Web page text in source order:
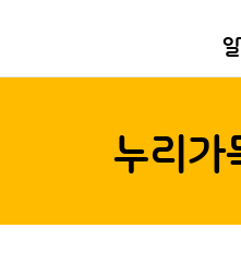
누리